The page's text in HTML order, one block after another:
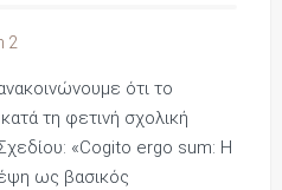
2
ότι το
τη φετινή σχολική
«Cogito ergo sum: Η
ως βασικός